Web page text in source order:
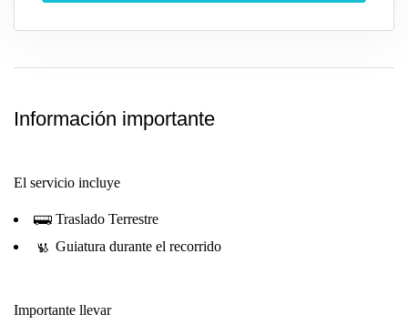
Información importante
El servicio incluye
Traslado Terrestre
Guiatura durante el recorrido
Importante llevar